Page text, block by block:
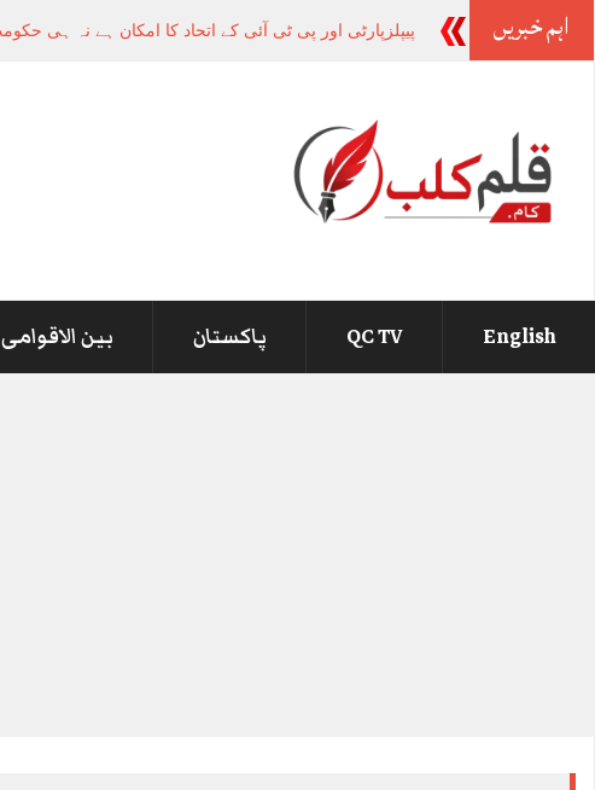
اہم خبریں
English
QC TV پاکستان بین الاقوامی